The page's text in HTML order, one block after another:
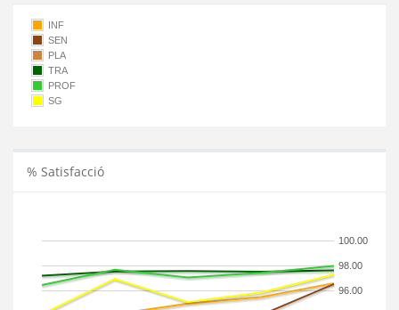
INF
SEN
PLA
TRA
PROF
SG
% Satisfacció
96.00
98.00
100.00